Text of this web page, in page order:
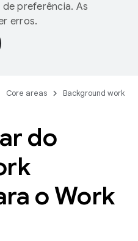
preferência. As
erros.
Core areas
Background work
do
o Work